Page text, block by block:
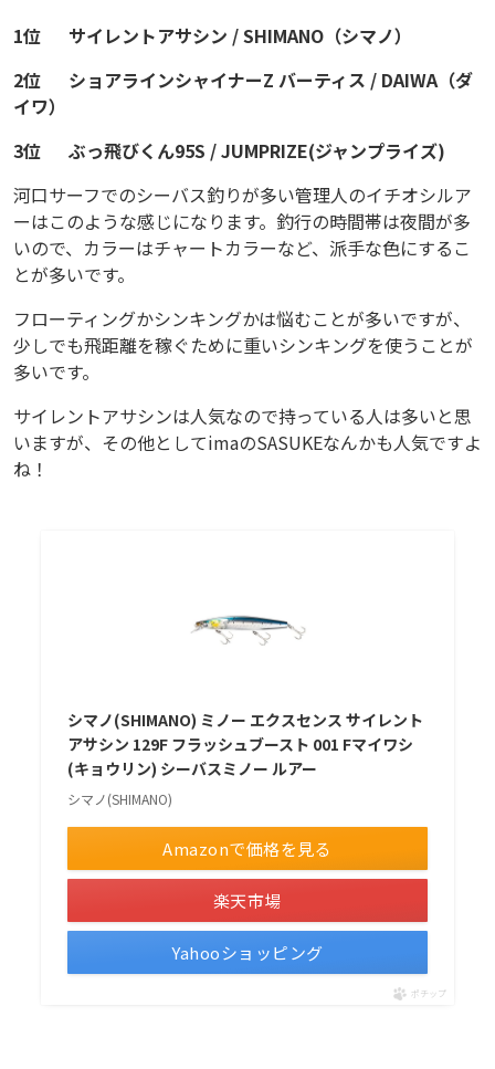
ー
ム
性
の
高
さ
か
ら
多
く
の
ア
ン
グ
1位
サイレントアサシン / SHIMANO（シマノ）
2位
ショアラインシャイナーZ バーティス / DAIWA（ダ
イワ）
3位
ぶっ飛びくん95S / JUMPRIZE(ジャンプライズ)
河口サーフでのシーバス釣りが多い管理人のイチオシルア
ーはこのような感じになります。釣行の時間帯は夜間が多
いので、カラーはチャートカラーなど、派手な色にするこ
とが多いです。
フローティングかシンキングかは悩むことが多いですが、
少しでも飛距離を稼ぐために重いシンキングを使うことが
多いです。
サイレントアサシンは人気なので持っている人は多いと思
いますが、その他としてimaのSASUKEなんかも人気ですよ
ね！
シマノ(SHIMANO) ミノー エクスセンス サイレント
アサシン 129F フラッシュブースト 001 Fマイワシ
(キョウリン) シーバスミノー ルアー
シマノ(SHIMANO)
Amazonで価格を見る
楽天市場
Yahooショッピング
ポチップ